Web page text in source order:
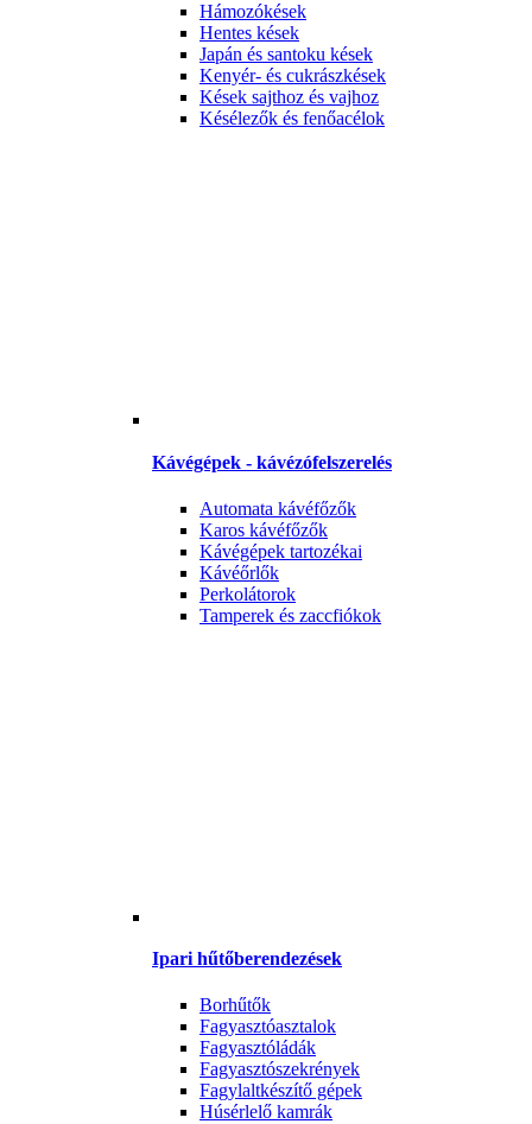
Hámozókések
Hentes kések
Japán és santoku kések
Kenyér- és cukrászkések
Kések sajthoz és vajhoz
Késélezők és fenőacélok
Kávégépek - kávézófelszerelés
Automata kávéfőzők
Karos kávéfőzők
Kávégépek tartozékai
Kávéőrlők
Perkolátorok
Tamperek és zaccfiókok
Ipari hűtőberendezések
Borhűtők
Fagyasztóasztalok
Fagyasztóládák
Fagyasztószekrények
Fagylaltkészítő gépek
Húsérlelő kamrák